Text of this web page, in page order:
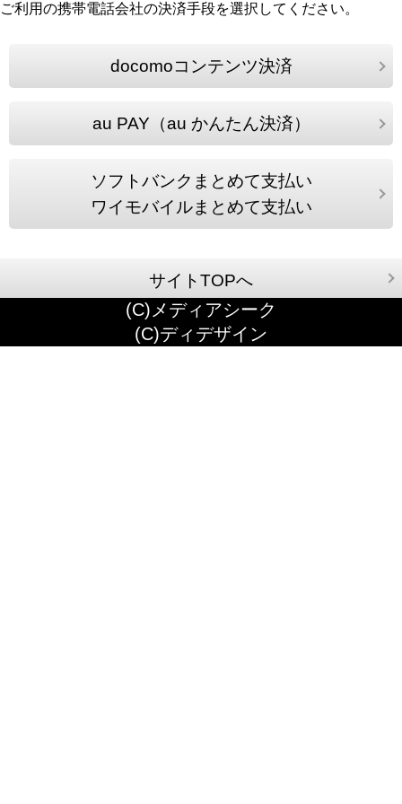
ご利用の携帯電話会社の決済手段を選択してください。
docomoコンテンツ決済
au PAY（au かんたん決済）
ソフトバンクまとめて支払い
ワイモバイルまとめて支払い
サイトTOPへ
(C)メディアシーク
(C)ディデザイン